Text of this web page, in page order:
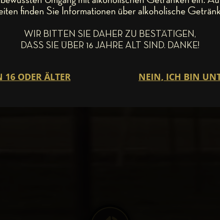
finden Sie Informationen über alkoholische
WIR BITTEN SIE DAHER ZU BESTÄTIGEN,
DASS SIE ÜBER 16 JAHRE ALT SIND. DANKE!